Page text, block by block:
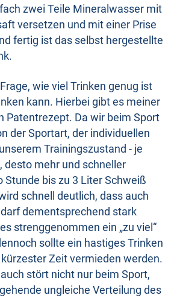
zwei Teile Mineralwasser mit
versetzen und mit einer Prise
fertig ist das selbst hergestellte
wie viel Trinken genug ist
kann. Hierbei gibt es meiner
Patentrezept. Da wir beim Sport
der Sportart, der individuellen
Trainingszustand - je
desto mehr und schneller
Stunde bis zu 3 Liter Schweiß
schnell deutlich, dass auch
dementsprechend stark
strenggenommen ein „zu viel“
sollte ein hastiges Trinken
Zeit vermieden werden.
stört nicht nur beim Sport,
ungleiche Verteilung des